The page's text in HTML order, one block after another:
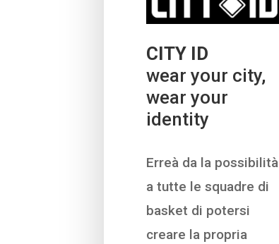
CITY ID
wear your city,
wear your
identity
Erreà da la possibilità
a tutte le squadre di
basket di potersi
creare la propria